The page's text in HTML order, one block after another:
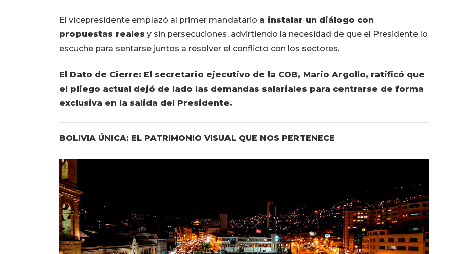
El vicepresidente emplazó al primer mandatario a instalar un diálogo con
propuestas reales y sin persecuciones, advirtiendo la necesidad de que el Presidente lo
escuche para sentarse juntos a resolver el conflicto con los sectores.
El Dato de Cierre: El secretario ejecutivo de la COB, Mario Argollo, ratificó que
el pliego actual dejó de lado las demandas salariales para centrarse de forma
exclusiva en la salida del Presidente.
BOLIVIA ÚNICA: EL PATRIMONIO VISUAL QUE NOS PERTENECE